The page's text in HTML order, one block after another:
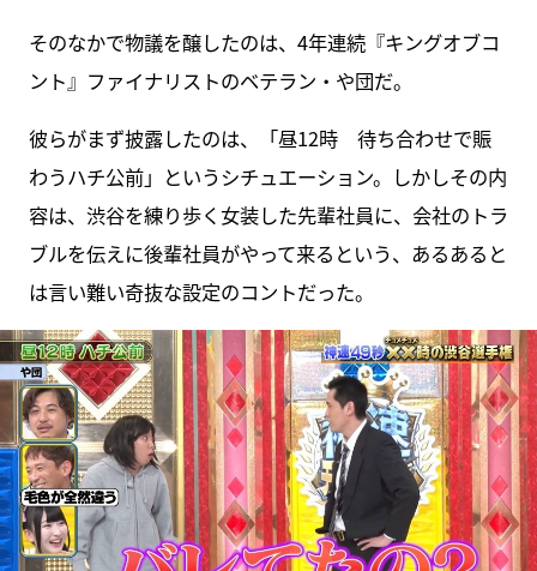
そのなかで物議を醸したのは、4年連続『キングオブコ
ント』ファイナリストのベテラン・や団だ。
彼らがまず披露したのは、「昼12時 待ち合わせで賑
わうハチ公前」というシチュエーション。しかしその内
容は、渋谷を練り歩く女装した先輩社員に、会社のトラ
ブルを伝えに後輩社員がやって来るという、あるあると
は言い難い奇抜な設定のコントだった。